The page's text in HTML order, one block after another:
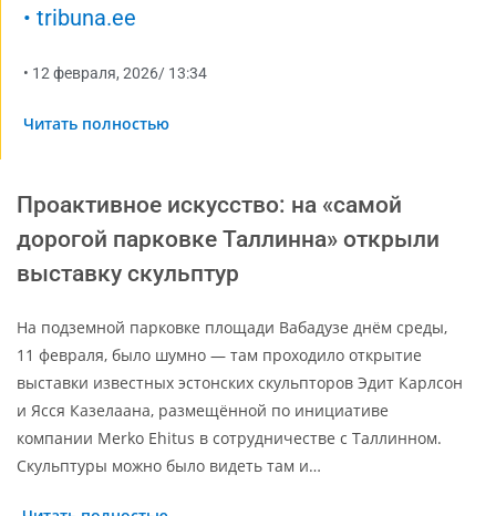
• tribuna.ee
• 12 февраля, 2026/ 13:34
Читать полностью
Проактивное искусство: на «самой
дорогой парковке Таллинна» открыли
выставку скульптур
На подземной парковке площади Вабадузе днём среды,
11 февраля, было шумно — там проходило открытие
выставки известных эстонских скульпторов Эдит Карлсон
и Ясся Казелаана, размещённой по инициативе
компании Merko Ehitus в сотрудничестве с Таллинном.
Скульптуры можно было видеть там и…